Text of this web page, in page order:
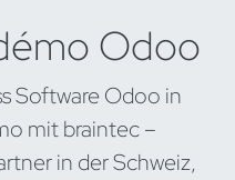
Odoo
Software Odoo in
mit braintec –
in der Schweiz,